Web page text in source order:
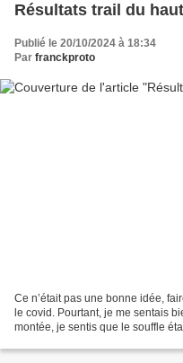
Résultats trail du
Publié le 20/10/2024 à 18:34
Par franckproto
Ce n’était pas une bonne idée,
le covid. Pourtant, je me sentais
montée, je sentis que le souffle